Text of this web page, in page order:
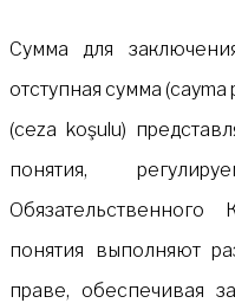
Сумма для
отступная сумма
(ceza koşulu)
понятия,
понятия выполняют
праве, обеспечивая